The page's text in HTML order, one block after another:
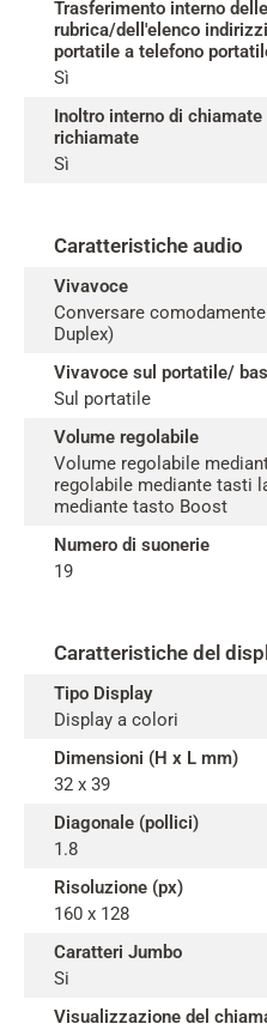
Trasferimento interno
rubrica/dell'elenco
portatile a telefono
Sì
Inoltro interno di
richiamate
Sì
Caratteristiche audio
Vivavoce
Conversare
Duplex)
Vivavoce sul portatile/
Sul portatile
Volume regolabile
Volume regolabile
regolabile mediante tasti
mediante tasto Boost
Numero di suonerie
19
Caratteristiche del
Tipo Display
Display a colori
Dimensioni (H x L mm)
32 x 39
Diagonale (pollici)
1.8
Risoluzione (px)
160 x 128
Caratteri Jumbo
Si
Visualizzazione del